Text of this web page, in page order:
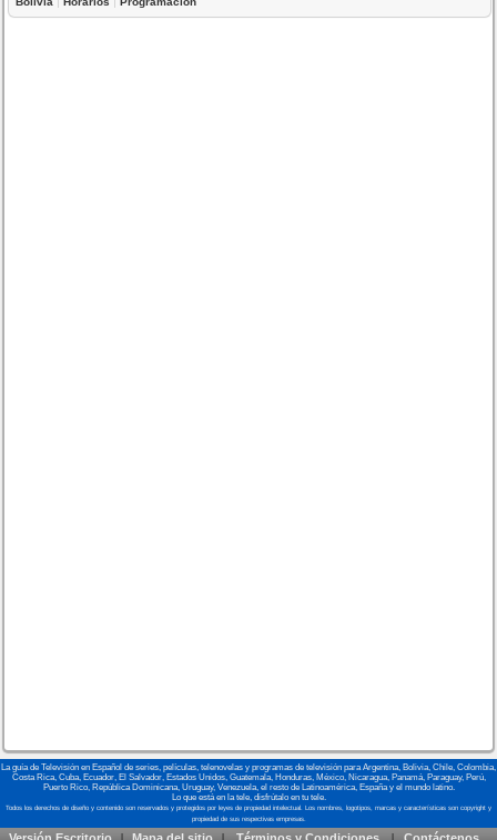
La guía de Televisión en Español de series, películas, telenovelas y programas de televisión para Argentina, Bolivia, Chile, Colombia,
Costa Rica, Cuba, Ecuador, El Salvador, Estados Unidos, Guatemala, Honduras, México, Nicaragua, Panamá, Paraguay, Perú,
Puerto Rico, República Dominicana, Uruguay, Venezuela, el resto de Latinoamérica, España y el mundo latino.
Lo que está en la tele, disfrútalo en tu tele.
| | |